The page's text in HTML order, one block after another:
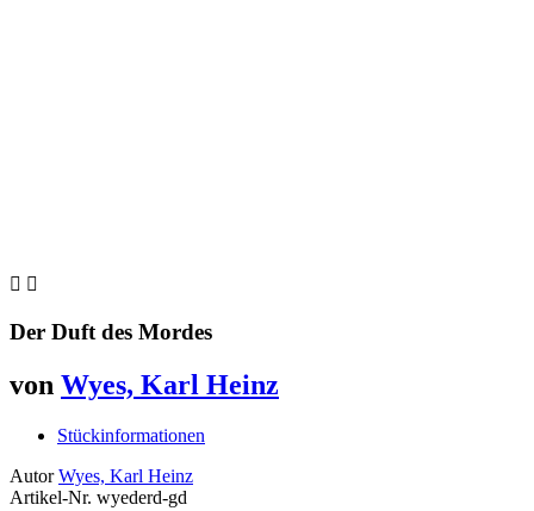
 
Der Duft des Mordes
von Wyes, Karl Heinz
Stückinformationen
Autor Wyes, Karl Heinz
Artikel-Nr. wyederd-gd